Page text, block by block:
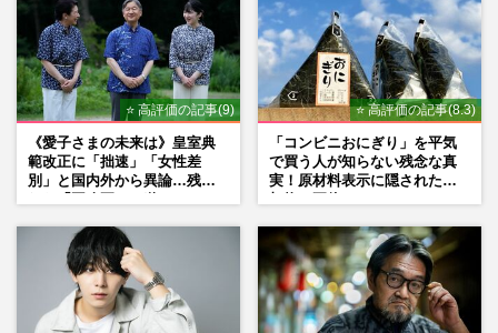
⭐ 高評価の記事(9)
《愛子さまの未来は》皇室典
範改正に「拙速」「女性差
別」と国内外から異論…残さ
⭐ 高評価の記事(8.3)
「コンビニおにぎり」を平気
で買う人が知らない残念な真
実！原材料表示に隠された添